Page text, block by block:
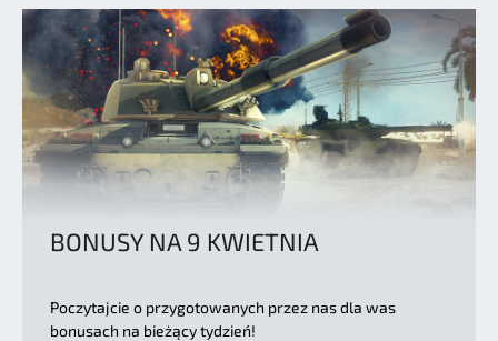
BONUSY NA 9 KWIETNIA
Poczytajcie o przygotowanych przez nas dla was
bonusach na bieżący tydzień!